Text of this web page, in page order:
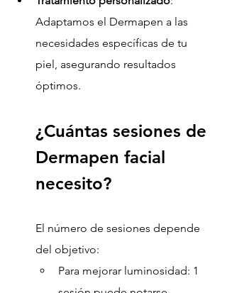
Adaptamos el Dermapen a las
necesidades específicas de tu
piel, asegurando resultados
óptimos.
¿Cuántas sesiones de
Dermapen facial
necesito?
El número de sesiones depende
del objetivo:
Para mejorar luminosidad: 1